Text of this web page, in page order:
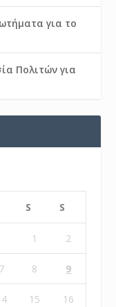
για το
Πολιτών για
S S
1 2
7 8 9
15 16